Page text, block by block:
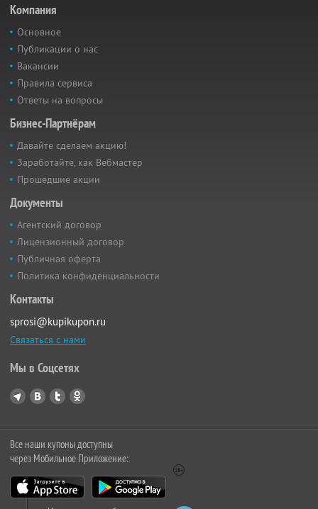
Компания
Основное
Публикации о нас
Вакансии
Правила сервиса
Ответы на вопросы
Бизнес-Партнёрам
Давайте сделаем акцию!
Заработайте, как Вебмастер
Прошедшие акции
Документы
Агентский договор
Лицензионный договор
Публичная оферта
Политика конфиденциальности
Контакты
sprosi@kupikupon.ru
Связаться с нами
Мы в Соцсетях
Все наши купоны доступны
через Мобильное Приложение: